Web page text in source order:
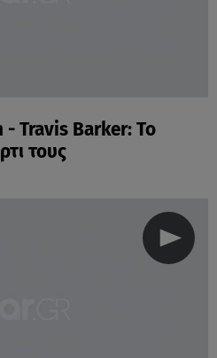
Travis Barker: Το
τους